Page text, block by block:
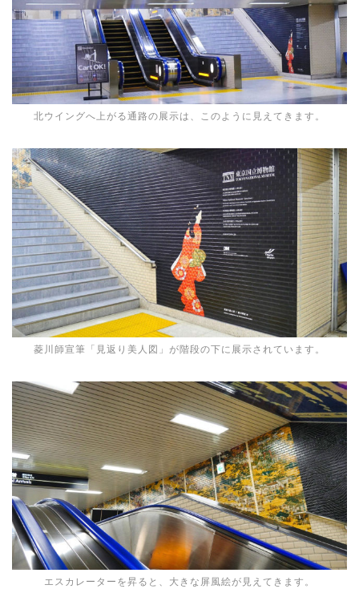
北ウイングへ上がる通路の展示は、このように見えてきます。
菱川師宣筆「見返り美人図」が階段の下に展示されています。
エスカレーターを昇ると、大きな屏風絵が見えてきます。